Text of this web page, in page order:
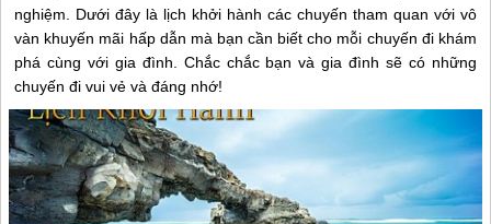
nghiệm. Dưới đây là lịch khởi hành các chuyến tham quan với vô
vàn khuyến mãi hấp dẫn mà bạn cần biết cho mỗi chuyến đi khám
phá cùng với gia đình. Chắc chắc bạn và gia đình sẽ có những
chuyến đi vui vẻ và đáng nhớ!